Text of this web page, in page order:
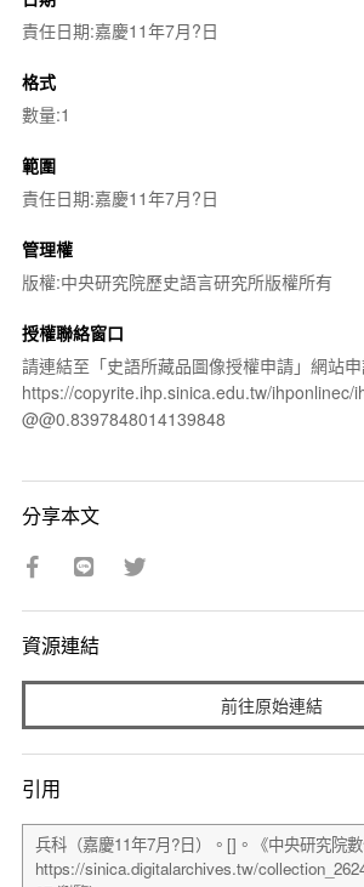
責任日期:嘉慶11年7月?日
格式
數量:1
範圍
責任日期:嘉慶11年7月?日
管理權
版權:中央研究院歷史語言研究所版權所有
授權聯絡窗口
請連結至「史語所藏品圖像授權申請」網站申
https://copyrite.ihp.sinica.edu.tw/ihponlinec/
@@0.8397848014139848
分享本文
資源連結
前往原始連結
引用